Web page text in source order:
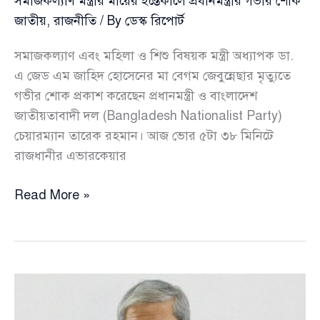
জাতীয়,রাজনীতি/ By ডেস্ক রিপোর্ট
সমাজকল্যাণ এবং মহিলা ও শিশু বিষয়ক মন্ত্রী অধ্যাপক ডা.
এ জেড এম জাহিদ হোসেনের মা বেগম জেবুন্নেছার মৃত্যুতে
গভীর শোক প্রকাশ করেছেন প্রধানমন্ত্রী ও বাংলাদেশ
জাতীয়তাবাদী দল (Bangladesh Nationalist Party)
চেয়ারম্যান তারেক রহমান। আজ ভোর ৫টা ৩৮ মিনিটে
রাজধানীর এভারকেয়ার
সমাজকল্যাণ
প্রধানমন্ত্রীর
Read More »